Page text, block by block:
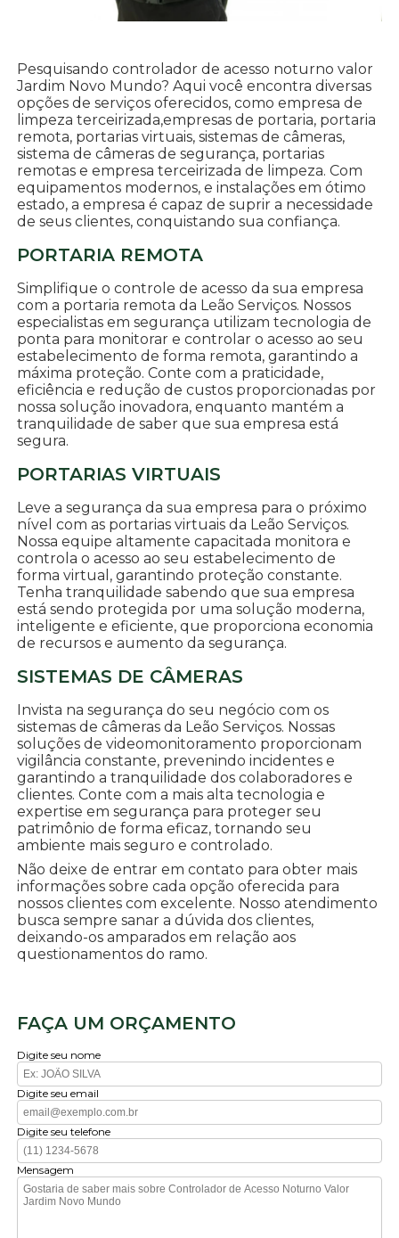
Pesquisando controlador de acesso noturno valor
Jardim Novo Mundo? Aqui você encontra diversas
opções de serviços oferecidos, como empresa de
limpeza terceirizada,empresas de portaria, portaria
remota, portarias virtuais, sistemas de câmeras,
sistema de câmeras de segurança, portarias
remotas e empresa terceirizada de limpeza. Com
equipamentos modernos, e instalações em ótimo
estado, a empresa é capaz de suprir a necessidade
de seus clientes, conquistando sua confiança.
PORTARIA REMOTA
Simplifique o controle de acesso da sua empresa
com a portaria remota da Leão Serviços. Nossos
especialistas em segurança utilizam tecnologia de
ponta para monitorar e controlar o acesso ao seu
estabelecimento de forma remota, garantindo a
máxima proteção. Conte com a praticidade,
eficiência e redução de custos proporcionadas por
nossa solução inovadora, enquanto mantém a
tranquilidade de saber que sua empresa está
segura.
PORTARIAS VIRTUAIS
Leve a segurança da sua empresa para o próximo
nível com as portarias virtuais da Leão Serviços.
Nossa equipe altamente capacitada monitora e
controla o acesso ao seu estabelecimento de
forma virtual, garantindo proteção constante.
Tenha tranquilidade sabendo que sua empresa
está sendo protegida por uma solução moderna,
inteligente e eficiente, que proporciona economia
de recursos e aumento da segurança.
SISTEMAS DE CÂMERAS
Invista na segurança do seu negócio com os
sistemas de câmeras da Leão Serviços. Nossas
soluções de videomonitoramento proporcionam
vigilância constante, prevenindo incidentes e
garantindo a tranquilidade dos colaboradores e
clientes. Conte com a mais alta tecnologia e
expertise em segurança para proteger seu
patrimônio de forma eficaz, tornando seu
ambiente mais seguro e controlado.
Não deixe de entrar em contato para obter mais
informações sobre cada opção oferecida para
nossos clientes com excelente. Nosso atendimento
busca sempre sanar a dúvida dos clientes,
deixando-os amparados em relação aos
questionamentos do ramo.
FAÇA UM ORÇAMENTO
Digite seu nome
Digite seu email
Digite seu telefone
Mensagem